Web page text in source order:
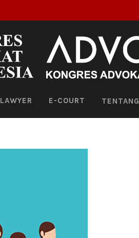
E-COURT TENTANG